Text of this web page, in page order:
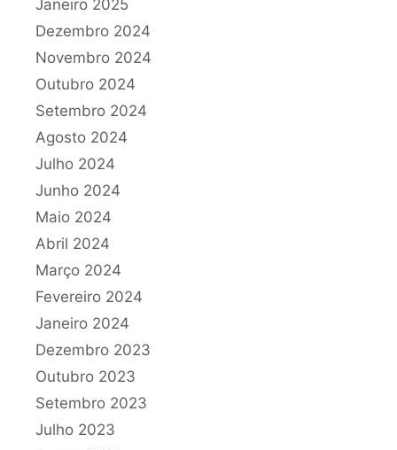
Janeiro 2025
Dezembro 2024
Novembro 2024
Outubro 2024
Setembro 2024
Agosto 2024
Julho 2024
Junho 2024
Maio 2024
Abril 2024
Março 2024
Fevereiro 2024
Janeiro 2024
Dezembro 2023
Outubro 2023
Setembro 2023
Julho 2023